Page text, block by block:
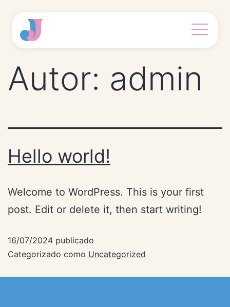
Autor: admin
Hello world!
Welcome to WordPress. This is your first
post. Edit or delete it, then start writing!
16/07/2024 publicado
Categorizado como Uncategorized